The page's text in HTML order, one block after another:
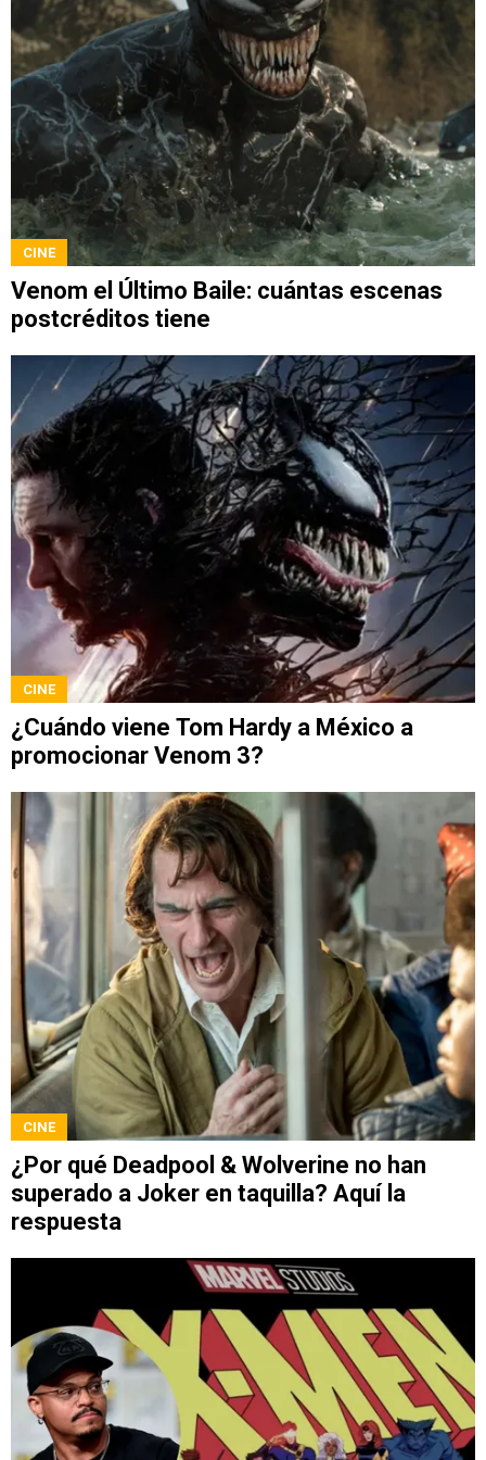
CINE
Venom el Último Baile: cuántas escenas
postcréditos tiene
CINE
¿Cuándo viene Tom Hardy a México a
promocionar Venom 3?
CINE
¿Por qué Deadpool & Wolverine no han
superado a Joker en taquilla? Aquí la
respuesta